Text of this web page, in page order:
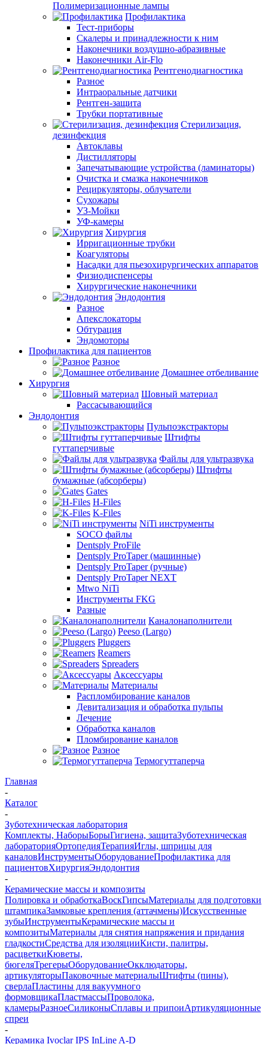
Полимеризационные лампы
Профилактика
Тест-приборы
Скалеры и принадлежности к ним
Наконечники воздушно-абразивные
Наконечники Air-Flo
Рентгенодиагностика
Разное
Интраоральные датчики
Рентген-защита
Трубки портативные
Стерилизация,
дезинфекция
Автоклавы
Дистилляторы
Запечатывающие устройства (ламинаторы)
Очистка и смазка наконечников
Рециркуляторы, облучатели
Сухожары
УЗ-Мойки
УФ-камеры
Хирургия
Ирригационные трубки
Коагуляторы
Насадки для пьезохирургических аппаратов
Физиодиспенсеры
Хирургические наконечники
Эндодонтия
Разное
Апекслокаторы
Обтурация
Эндомоторы
Профилактика для пациентов
Разное
Домашнее отбеливание
Хирургия
Шовный материал
Рассасывающийся
Эндодонтия
Пульпоэкстракторы
Штифты
гуттаперчивые
Файлы для ультразвука
Штифты
бумажные (абсорберы)
Gates
H-Files
K-Files
NiTi инструменты
SOCO файлы
Dentsply ProFile
Dentsply ProTaper (машинные)
Dentsply ProTaper (ручные)
Dentsply ProTaper NEXT
Mtwo NiTi
Инструменты FKG
Разные
Каналонаполнители
Peeso (Largo)
Pluggers
Reamers
Spreaders
Аксессуары
Материалы
Распломбирование каналов
Девитализация и обработка пульпы
Лечение
Обработка каналов
Пломбирование каналов
Разное
Термогуттаперча
Главная
-
Каталог
-
Зуботехническая лаборатория
Комплекты, НаборыБорыГигиена, защитаЗуботехническая
лабораторияОртопедияТерапияИглы, шприцы для
каналовИнструментыОборудованиеПрофилактика для
пациентовХирургияЭндодонтия
-
Керамические массы и композиты
Полировка и обработкаВоскГипсыМатериалы для подготовки
штампикаЗамковые крепления (аттачмены)Искусственные
зубыИнструментыКерамические массы и
композитыМатериалы для снятия напряжения и придания
гладкостиСредства для изоляцииКисти, палитры,
расцветкиКюветы,
бюгеляТрегерыОборудованиеОкклюдаторы,
артикуляторыПаковочные материалыШтифты (пины),
сверлаПластины для вакуумного
формовщикаПластмассыПроволока,
кламерыРазноеСиликоныСплавы и припоиАртикуляционные
спреи
-
Керамика Ivoclar IPS InLine A-D